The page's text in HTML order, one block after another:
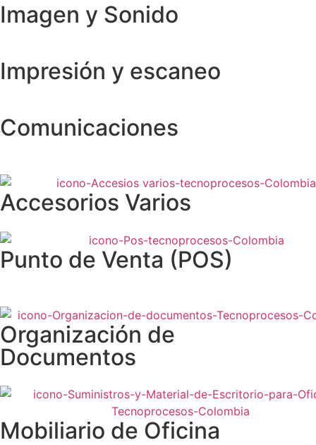
Imagen y Sonido
Impresión y escaneo
Comunicaciones
Accesorios Varios
Punto de Venta (POS)
Organización de
Documentos
Mobiliario de Oficina